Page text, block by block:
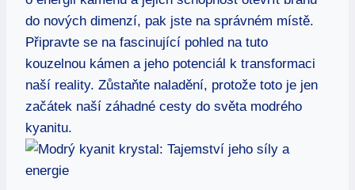
do nových dimenzí, pak jste na správném místě.
Připravte se na fascinující pohled na tuto
kouzelnou kámen a jeho potenciál k transformaci
naší reality. Zůstaňte naladění, protože toto je jen
začátek naší záhadné cesty do světa modrého
kyanitu.